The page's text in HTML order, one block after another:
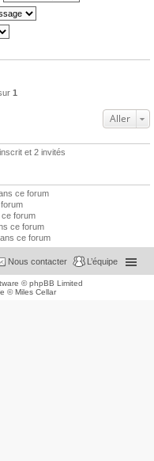
1
Aller
et 2 invités
ce forum
forum
ce forum
ce forum
L’équipe
Nous contacter
© phpBB Limited
©Miles Cellar